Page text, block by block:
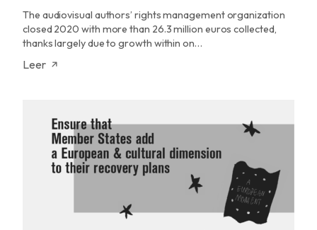
The audiovisual authors’ rights management organization
closed 2020 with more than 26.3 million euros collected,
thanks largely due to growth within on…
Leer